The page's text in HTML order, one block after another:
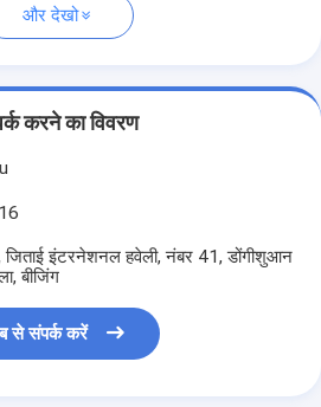
और देखो
करने का विवरण
जिताई इंटरनेशनल हवेली, नंबर 41, डोंगीशुआन
बीजिंग
से संपर्क करें